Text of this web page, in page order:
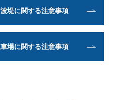
波堤に関する注意事項
場に関する注意事項